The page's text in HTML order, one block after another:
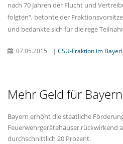
nach 70 Jahren der Flucht und
folgten“, betonte der
und bedankte sich für die rege
07.05.2015 | CSU-Fraktion im
Mehr Geld für
Bayern erhöht die staatliche
Feuerwehrgerätehäuser rückwirkend
durchschnittlich 20 Prozent.